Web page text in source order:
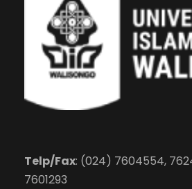
Telp/Fax: (024) 7604554,
7601293